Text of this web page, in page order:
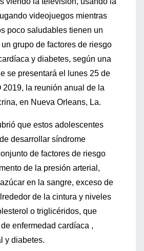
videojuegos mientras
poco saludables tienen un
grupo de factores de riesgo
y diabetes, según una
se presentará el lunes 25 de
2019, la reunión anual de la
en Nueva Orleans, La.
que estos adolescentes
desarrollar síndrome
de factores de riesgo
de la presión arterial,
en la sangre, exceso de
de la cintura y niveles
o triglicéridos, que
enfermedad cardíaca ,
y diabetes.